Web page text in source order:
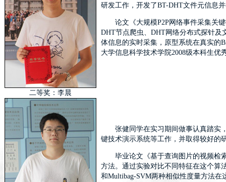
二等奖：李晨
研发工作，开发了BT-DHT文件元信息
论文《大规模P2P网络事件采集关
DHT节点爬虫、DHT网络分布式探针及
体信息的实时采集，原型系统在真实的
大学信息科学技术学院2008级本科生优
张健同学在实习期间做事认真踏实
键技术演示系统等工作，并取得较好的
毕业论文《基于查询图片的视频检
方法。通过实验对比不同特征在这个算
和Multibag-SVM两种相似性度量方法